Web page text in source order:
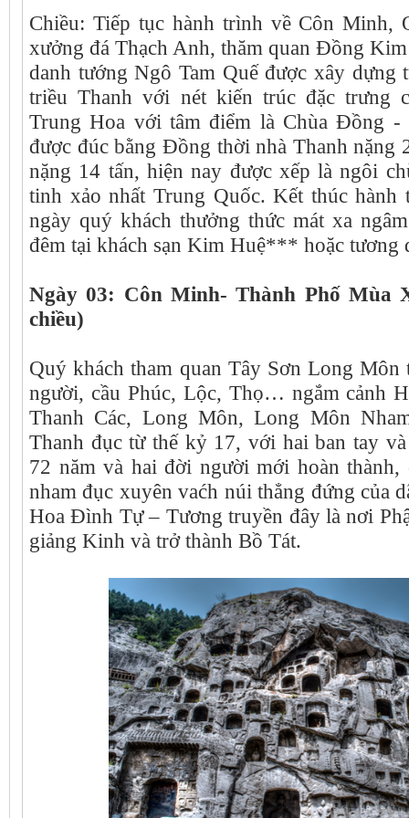
Chiều: Tiếp tục hành trình về Côn Minh,
xưởng đá Thạch Anh, thăm quan Đồng
danh tướng Ngô Tam Quế được xây dựng
triều Thanh với nét kiến trúc đặc trưng
Trung Hoa với tâm điểm là Chùa Đồng -
được đúc bằng Đồng thời nhà Thanh nặng
nặng 14 tấn, hiện nay được xếp là ngôi
tinh xảo nhất Trung Quốc. Kết thúc hành
ngày quý khách thưởng thức mát xa
đêm tại khách sạn Kim Huệ*** hoặc tương
Ngày 03: Côn Minh- Thành Phố Mùa
chiều)
Quý khách tham quan Tây Sơn Long
người, cầu Phúc, Lộc, Thọ… ngắm cảnh
Thanh Các, Long Môn, Long Môn
Thanh đục từ thế kỷ 17, với hai ban tay
72 năm và hai đời người mới hoàn
nham đục xuyên vaćh núi thẳng đứng của
Hoa Đình Tự – Tương truyền đây là nơi
giảng Kinh và trở thành Bồ Tát.